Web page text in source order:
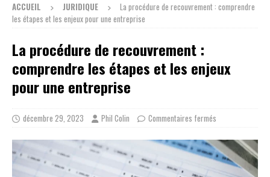
ACCUEIL JURIDIQUE
La procédure de recouvrement : comprendre
les étapes et les enjeux pour une entreprise
La procédure de recouvrement :
comprendre les étapes et les enjeux
pour une entreprise
décembre 29, 2023 Phil Colin Commentaires fermés